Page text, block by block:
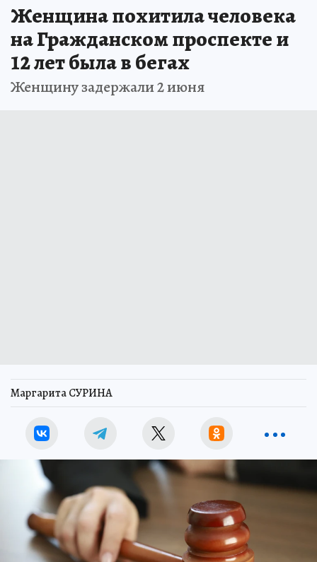
Женщина похитила человека
на Гражданском проспекте и
12 лет была в бегах
Женщину задержали 2 июня
Маргарита СУРИНА